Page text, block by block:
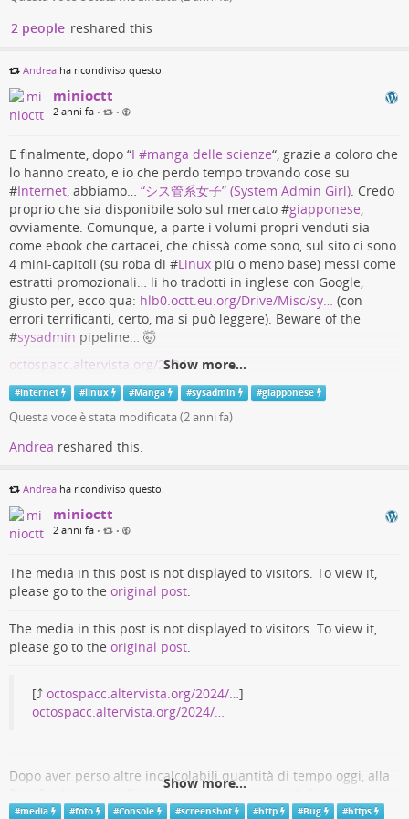
nella pratica va fatta l’installazione per installare
spazio libero dello stesso drive di installazione, lol,
dopo o altrimenti il boot continuerà ad avvenire in
quella). 🙄️
chiavetta, ma mi seccavo di farne una seconda
intermedia o di masterizzare un DVD-RW, quindi
inizialmente ho provato da VirtualBox… però lì
dentro l’accesso alla penna USB non sembra fargli
piacere, e dopo un po’ che scrive o il processo va
in qualche errore oppure si pianta
indefinitamente.Sembra essere un problema
comune, pazienza, ho fatto con il mio metodino
originale allora. 😎️
Ho notato belle # sorprese
in termini di
applicazioni, ce ne sono anche di insospettabili
per un #OSsperimentale… anche emulatori di
console (c’è anche PPSSPP…) e vari giochini, sia
liberi che semi-open (c’è VVVVVV bello lì),
addirittura BoxedWine, e pare anche OpenVPN. E
l’app store (Haiku Depot) funziona davvero bene,
crashano in strani momenti per motivi a me ignoti,
sarà il kernel #
roba, o boh, essendo tutto in beta, ma bene o
Purtroppo il #supportohardware no, non è ‘sto
granché… confermo quello che ho già detto l’altro
giorno per l’Acer, ma ho voluto anche provare
sull’altro portatile (quello vecchio di mio padre che
mi ha passato), HP Pavillion 15-cw1000nl, e lì parte
e funziona, ma: niente WiFi (la scheda Ethernet
niente audio, oltre ai problemi generali già detti.
Ah, e non avevo detto che sull’Acer funziona il
Lato UX ribadisco che è il #sistemaoperativoè
che si trovano in piattaforme potenti come
comune con i telefoni della stessa epoca (o di un po’ dopo, in
effetti il DSi nel 2007 aveva una #
standard dei computer tascabili), direi che il potenziale
fatica, con questi dispositivi possiamo sintetizzare in sequenze
di bit innumerevoli scenari al limite tra la realtà e il mai
avvenuto, la nostalgia e la prospettiva, opere d’#
Voglio trovare un po’ l’occasione di sperimentare di più in
questo campo ed elaborare su queste premesse, ma non voglio
fare tutto da sola. Mi piacerebbe attirare anche altra gente, che
sia già interessata o soltanto potenzialmente catturabile, in un
ambiente dedicato principalmente a questo. Da qui, la via
definitiva: aprire una #istanza#Pixelfedtematica, per chiunque
voglia caricare #immagini con questa particolare # essenza,
nella speranza di costruire una comunità di gente #strana
quanto me. Senza limitarci alle #fotoreali, magari: anche il
disegno e la #graficacomputerizzata sono mezzi potenti per
questo scopo, dove l’importante è il fine, non solo il mezzo. 🌸
Faccio giusto un altro po’ di #testing, e se tutto va bene domani
primo post:liminalgici.spacc.eu.org/i/web…🕷️
octospacc.altervista.org/2024/…
#DSi#essenza#foto#
pixel liminali. - fritto misto di octospacc
relative alla #fotografia con quei #mezzi limitati che fino al decennio
passato erano la norma.
l'octt
Ecco una #fotinasenza alcun senso scattata dalla fotocamera
potervi deliziare con le mie fotografie liminali e/o paxxerelle e,
una volta finito il periodo di #testdi qualche giorno e aperte le
iscrizioni, spero di attirare altre personcine perverse qui sopra.
2 people reshared this
Andrea ha ricondiviso questo.
minioctt
2 anni fa • •
E finalmente, dopo “I #manga delle scienze“, grazie a coloro che
lo hanno creato, e io che perdo tempo trovando cose su
#Internet , abbiamo… “シス管系女子” (System Admin Girl) . Credo
proprio che sia disponibile solo sul mercato #giapponese
ovviamente. Comunque, a parte i volumi propri venduti sia
come ebook che cartacei, che chissà come sono, sul sito ci sono
4 mini-capitoli (su roba di #Linux più o meno base) messi come
estratti promozionali… li ho tradotti in inglese con Google,
giusto per, ecco qua: hlb0.octt.eu.org/Drive/Misc/sy…
(con
errori terrificanti, certo, ma si può leggere). Beware of the
#sysadmin pipeline… 🤯️
octospacc.altervista.org/2024/…
#giapponese#Internet#Linux#manga#sysadmin
hanno creato, e io che perdo tempo trovando cose su #Internet,
disponibile solo sul mercato #giapponese, ovviamente.
minioctt (fritto misto di octospacc)
Show more...
#internet #linux #Manga #sysadmin #giapponese
Questa voce è stata modificata (2 anni fa)
Andrea reshared this.
Andrea ha ricondiviso questo.
minioctt
2 anni fa • •
The media in this post is not displayed to visitors. To view it,
please go to the original post.
The media in this post is not displayed to visitors. To view it,
please go to the original post.
[⤴️ octospacc.altervista.org/2024/…]
octospacc.altervista.org/2024/…
Dopo aver perso altre incalcolabili quantità di tempo oggi, alla
fine, finalmente ho finito quel # programma
perché ha un #problemadi cui ora non ho proprio manco la
Show more...
#media #foto #Console #screenshot #http #Bug #https